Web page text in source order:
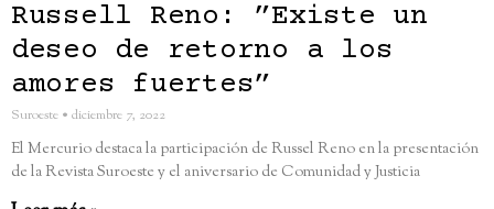
Russell Reno: ”Existe un
deseo de retorno a los
amores fuertes”
Suroeste diciembre 7, 2022
El Mercurio destaca la participación de Russel Reno en la presentación
de la Revista Suroeste y el aniversario de Comunidad y Justicia